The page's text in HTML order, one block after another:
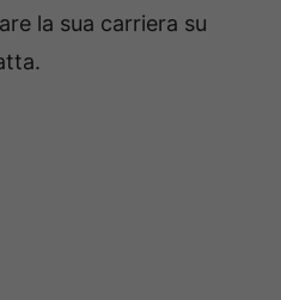
la sua carriera su